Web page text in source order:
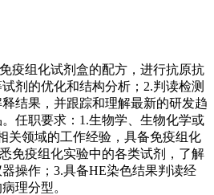
疫组化试剂盒的配方，进行抗原抗
剂的优化和结构分析；2.判读检测
结果，并跟踪和理解最新的研发趋
任职要求：1.生物学、生物化学或
关领域的工作经验，具备免疫组化
免疫组化实验中的各类试剂，了解
操作；3.具备HE染色结果判读经
理分型。